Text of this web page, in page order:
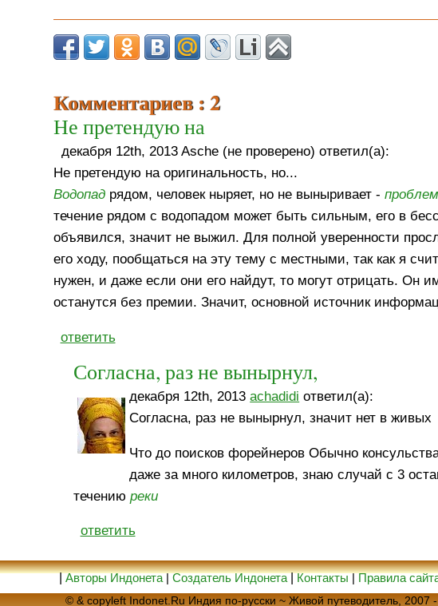
Комментариев : 2
Не претендую на
декабря 12th, 2013 Asche (не проверено) ответил(а):
Не претендую на оригинальность, но...
Водопад рядом, человек ныряет, но не выныривает -
течение рядом с водопадом может быть сильным, его в
объявился, значит не выжил. Для полной уверенности
его ходу, пообщаться на эту тему с местными, так как я
нужен, и даже если они его найдут, то могут отрицать. Он
останутся без премии. Значит, основной источник
ответить
Согласна, раз не вынырнул,
декабря 12th, 2013achadidi ответил(а):
Согласна, раз не вынырнул, значит нет в живых
Что до поисков форейнеров Обычно
даже за много километров, знаю случай с 3
течениюреки
ответить
|Авторы Индонета|Создатель Индонета|Контакты|Правила
© & copyleft Indonet.Ru Индия по-русски ~ Живой путеводитель,